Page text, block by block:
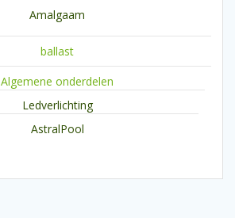
Amalgaam
ballast
Algemene onderdelen
Ledverlichting
AstralPool